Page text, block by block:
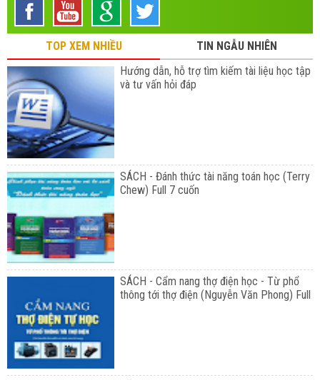
TOP XEM NHIỀU
TIN NGẪU NHIÊN
Hướng dẫn, hỗ trợ tìm kiếm tài liệu học tập
và tư vấn hỏi đáp
SÁCH - Đánh thức tài năng toán học (Terry
Chew) Full 7 cuốn
SÁCH - Cẩm nang thợ điện học - Từ phổ
thông tới thợ điện (Nguyễn Văn Phong) Full